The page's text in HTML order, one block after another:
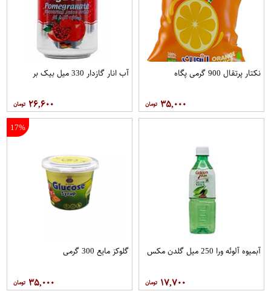
نکتار پرتقال 900 گرمی پگاه
۳۵,۰۰۰
آب انار گازدار 330 میل بیک بر
۲۶,۶۰۰
آبمیوه آلوئه ورا 250 میل گلدن مکس
۱۷,۷۰۰
17%
گلوکز مایع 300 گرمی
۳۵,۰۰۰